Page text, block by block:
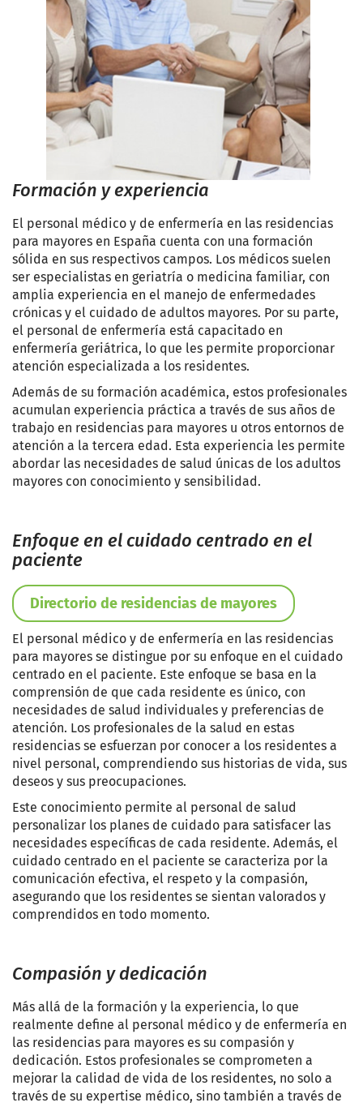
Formación y experiencia
El personal médico y de enfermería en las residencias
para mayores en España cuenta con una formación
sólida en sus respectivos campos. Los médicos suelen
ser especialistas en geriatría o medicina familiar, con
amplia experiencia en el manejo de enfermedades
crónicas y el cuidado de adultos mayores. Por su parte,
el personal de enfermería está capacitado en
enfermería geriátrica, lo que les permite proporcionar
atención especializada a los residentes.
Además de su formación académica, estos profesionales
acumulan experiencia práctica a través de sus años de
trabajo en residencias para mayores u otros entornos de
atención a la tercera edad. Esta experiencia les permite
abordar las necesidades de salud únicas de los adultos
mayores con conocimiento y sensibilidad.
Enfoque en el cuidado centrado en el
paciente
Directorio de residencias de mayores
El personal médico y de enfermería en las residencias
para mayores se distingue por su enfoque en el cuidado
centrado en el paciente. Este enfoque se basa en la
comprensión de que cada residente es único, con
necesidades de salud individuales y preferencias de
atención. Los profesionales de la salud en estas
residencias se esfuerzan por conocer a los residentes a
nivel personal, comprendiendo sus historias de vida, sus
deseos y sus preocupaciones.
Este conocimiento permite al personal de salud
personalizar los planes de cuidado para satisfacer las
necesidades específicas de cada residente. Además, el
cuidado centrado en el paciente se caracteriza por la
comunicación efectiva, el respeto y la compasión,
asegurando que los residentes se sientan valorados y
comprendidos en todo momento.
Compasión y dedicación
Más allá de la formación y la experiencia, lo que
realmente define al personal médico y de enfermería en
las residencias para mayores es su compasión y
dedicación. Estos profesionales se comprometen a
mejorar la calidad de vida de los residentes, no solo a
través de su expertise médico, sino también a través de